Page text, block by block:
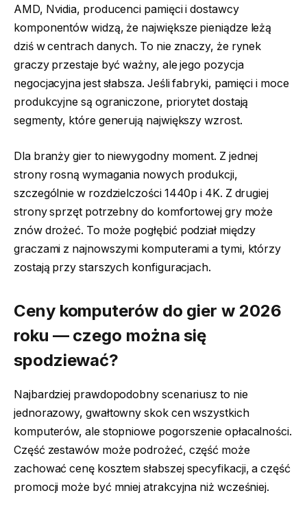
AMD, Nvidia, producenci pamięci i dostawcy
komponentów widzą, że największe pieniądze leżą
dziś w centrach danych. To nie znaczy, że rynek
graczy przestaje być ważny, ale jego pozycja
negocjacyjna jest słabsza. Jeśli fabryki, pamięci i moce
produkcyjne są ograniczone, priorytet dostają
segmenty, które generują największy wzrost.
Dla branży gier to niewygodny moment. Z jednej
strony rosną wymagania nowych produkcji,
szczególnie w rozdzielczości 1440p i 4K. Z drugiej
strony sprzęt potrzebny do komfortowej gry może
znów drożeć. To może pogłębić podział między
graczami z najnowszymi komputerami a tymi, którzy
zostają przy starszych konfiguracjach.
Ceny komputerów do gier w 2026
roku — czego można się
spodziewać?
Najbardziej prawdopodobny scenariusz to nie
jednorazowy, gwałtowny skok cen wszystkich
komputerów, ale stopniowe pogorszenie opłacalności.
Część zestawów może podrożeć, część może
zachować cenę kosztem słabszej specyfikacji, a część
promocji może być mniej atrakcyjna niż wcześniej.